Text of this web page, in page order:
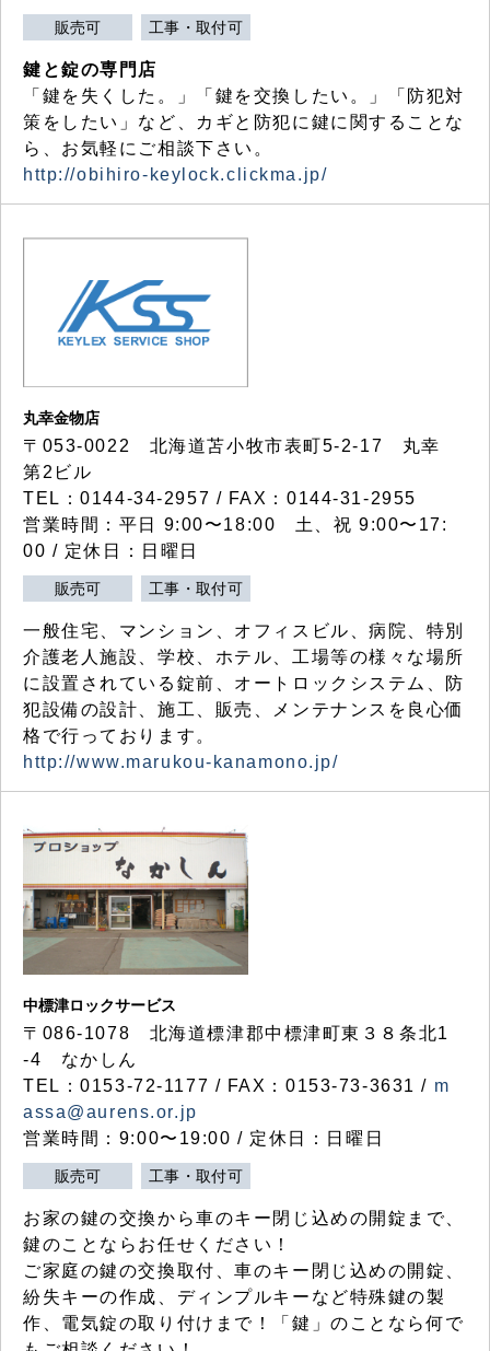
販売可 工事・取付可
鍵と錠の専門店
「鍵を失くした。」「鍵を交換したい。」「防犯対
策をしたい」など、カギと防犯に鍵に関することな
ら、お気軽にご相談下さい。
http://obihiro-keylock.clickma.jp/
丸幸金物店
〒053-0022 北海道苫小牧市表町5-2-17 丸幸
第2ビル
TEL：0144-34-2957 / FAX：0144-31-2955
営業時間：平日 9:00〜18:00 土、祝 9:00〜17:
00 / 定休日：日曜日
販売可 工事・取付可
一般住宅、マンション、オフィスビル、病院、特別
介護老人施設、学校、ホテル、工場等の様々な場所
に設置されている錠前、オートロックシステム、防
犯設備の設計、施工、販売、メンテナンスを良心価
格で行っております。
http://www.marukou-kanamono.jp/
中標津ロックサービス
〒086-1078 北海道標津郡中標津町東３８条北1
-4 なかしん
TEL：0153-72-1177 / FAX：0153-73-3631 / m
assa@aurens.or.jp
営業時間：9:00〜19:00 / 定休日：日曜日
販売可 工事・取付可
お家の鍵の交換から車のキー閉じ込めの開錠まで、
鍵のことならお任せください！
ご家庭の鍵の交換取付、車のキー閉じ込めの開錠、
紛失キーの作成、ディンプルキーなど特殊鍵の製
作、電気錠の取り付けまで！「鍵」のことなら何で